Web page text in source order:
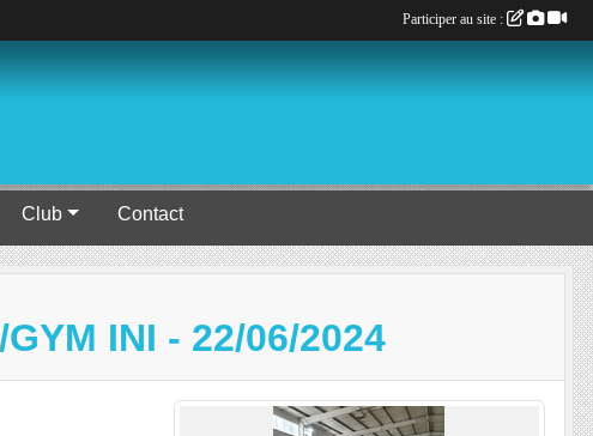
Club Contact
INI - 22/06/2024
Participer au site :